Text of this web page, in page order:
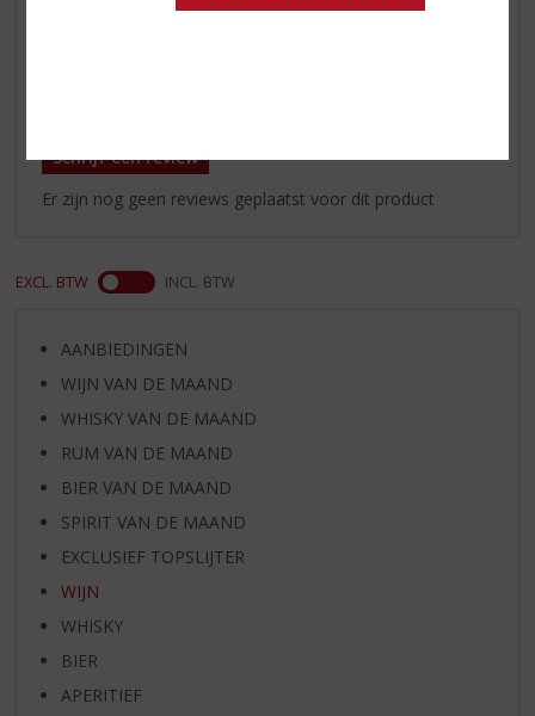
5 - 10 °C
Schrijf een review
Er zijn nog geen reviews geplaatst voor dit product
EXCL. BTW INCL. BTW
AANBIEDINGEN
WIJN VAN DE MAAND
WHISKY VAN DE MAAND
RUM VAN DE MAAND
BIER VAN DE MAAND
SPIRIT VAN DE MAAND
EXCLUSIEF TOPSLIJTER
WIJN
WHISKY
BIER
APERITIEF